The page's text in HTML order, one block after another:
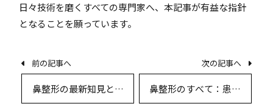
日々技術を磨くすべての専門家へ、本記事が有益な指針
となることを願っています。
前の記事へ
鼻整形の最新知見とリ
スクマネジメント ― 実
次の記事へ
鼻整形のすべて：患者
体験談とリアルなQ&A